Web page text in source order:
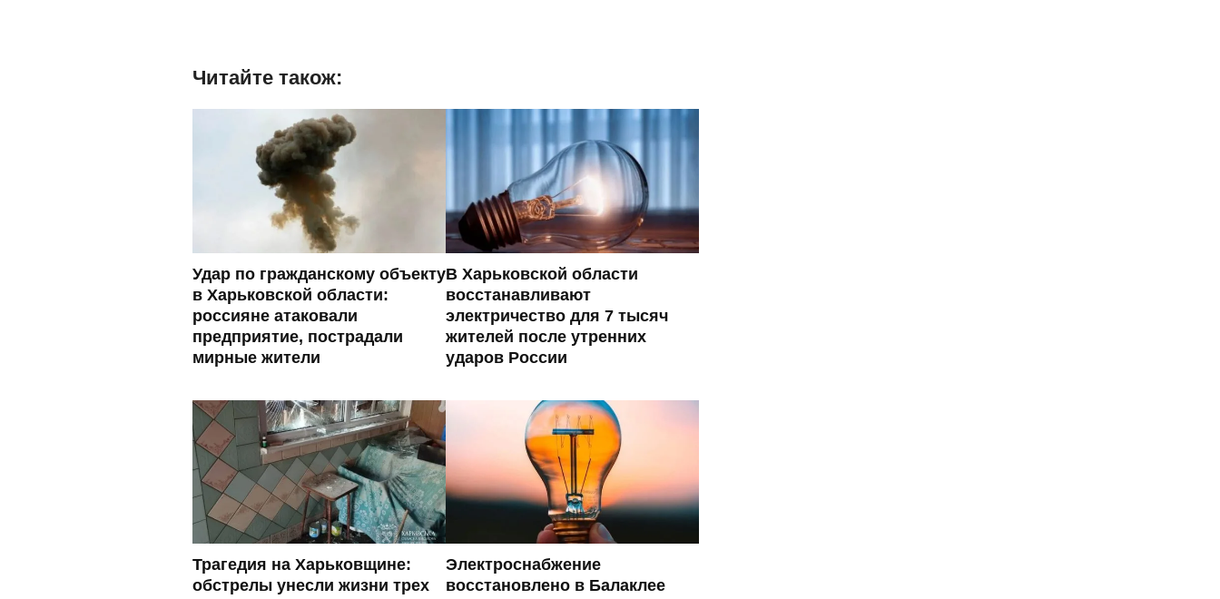
Читайте також:
Удар по гражданскому объекту
в Харьковской области:
россияне атаковали
предприятие, пострадали
мирные жители
В Харьковской области
восстанавливают
электричество для 7 тысяч
жителей после утренних
ударов России
Трагедия на Харьковщине:
обстрелы унесли жизни трех
Электроснабжение
восстановлено в Балаклее